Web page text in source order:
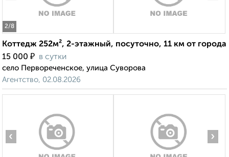
2/8
Коттедж 252м², 2-этажный, посуточно, 11 км от города
15 000 ₽ в сутки
село Первореченское, улица Суворова
Агентство, 02.08.2026
‹ ›